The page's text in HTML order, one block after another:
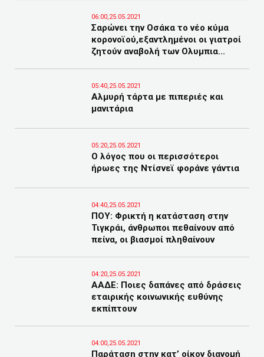
06:00,25.05.2021
Σαρώνει την Οσάκα το νέο κύμα
κορονοϊού,εξαντλημένοι οι γιατροί
ζητούν αναβολή των Ολυμπια...
05:40,25.05.2021
Αλμυρή τάρτα με πιπεριές και
μανιτάρια
05:20,25.05.2021
Ο λόγος που οι περισσότεροι
ήρωες της Ντίσνεϊ φοράνε γάντια
04:40,25.05.2021
ΠΟΥ: Φρικτή η κατάσταση στην
Τιγκράι, άνθρωποι πεθαίνουν από
πείνα, οι βιασμοί πληθαίνουν
04:20,25.05.2021
ΑΑΔΕ: Ποιες δαπάνες από δράσεις
εταιρικής κοινωνικής ευθύνης
εκπίπτουν
04:00,25.05.2021
Παράταση στην κατ’ οίκον διανομή